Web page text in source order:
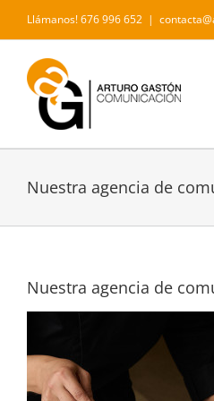
contenido
Llámanos! 676 996 652 |
Nuestra agencia de
Nuestra agencia de